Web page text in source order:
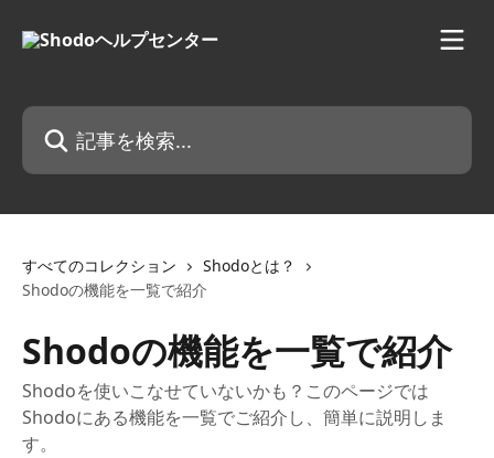
記事を検索...
すべてのコレクション
Shodoとは？
Shodoの機能を一覧で紹介
Shodoの機能を一覧で紹介
Shodoを使いこなせていないかも？このページでは
Shodoにある機能を一覧でご紹介し、簡単に説明しま
す。